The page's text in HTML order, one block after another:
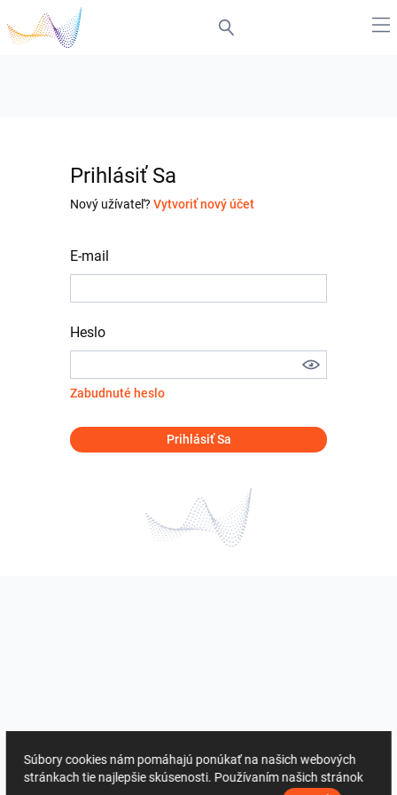
Prihlásiť Sa
Nový užívateľ? Vytvoriť nový účet
E-mail
Heslo
Zabudnuté heslo
Prihlásiť Sa
Súbory cookies nám pomáhajú ponúkať na našich webových
stránkach tie najlepšie skúsenosti. Používaním našich stránok